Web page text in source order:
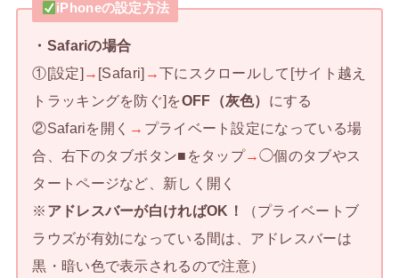
iPhoneの設定方法
・Safariの場合
①[設定]→ [Safari] →下にスクロールして[サイト越え
トラッキングを防ぐ]をOFF（灰色） にする
②Safariを開く → プライベート設定になっている場
合、右下のタブボタン■をタップ→◯個のタブやス
タートページなど、新しく開く
※ アドレスバーが白ければOK！
（プライベートブ
ラウズが有効になっている間は、アドレスバーは
黒・暗い色で表示されるので注意）